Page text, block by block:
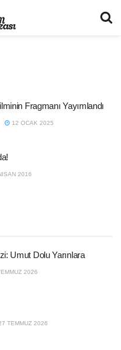
Fragmanı Yayımlandı
12 OCAK 2025
2016
Umut Dolu Yarınlara
2026
TEMMUZ 2026